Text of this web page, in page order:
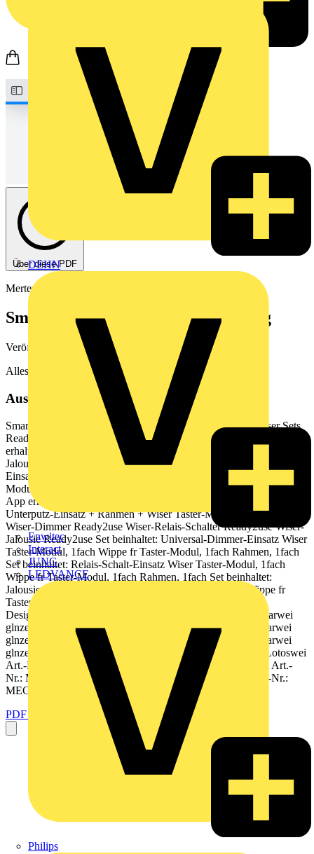
DEHN
Enwitec
Interact
JUNG
LEDVANCE
Philips
Über diese PDF
Merten
Smarte Licht- und Jalousiesteuerung
Veröffentlicht: 15. Juni 2017
· Kategorie: Flyer
Alles in einem Set: Wiser Sets Ready2use
Aus diesem Dokument
Smarte Licht- und Jalousiesteuerung Alles in einem Set: Wiser Sets
Ready2use Mit den Wiser Sets im System M und System Design
erhalten Sie alles, was Sie fr eine smarte Licht- und
Jalousiesteuerung bei Ihren Kunden bentigen: den Unterputz-
Einsatz, einen Rahmen in M-Smart oder D-Life, das Wiser-Taster
Modul und die passende Abdeckung. Die dazugehrige Wiser Room
App erhalten Sie kostenlos im App Store und bei Google Play!
Unterputz-Einsatz + Rahmen + Wiser Taster-Modul + Abdeckung
Wiser-Dimmer Ready2use Wiser-Relais-Schalter Ready2use Wiser-
Jalousie Ready2use Set beinhaltet: Universal-Dimmer-Einsatz Wiser
Taster-Modul, 1fach Wippe fr Taster-Modul, 1fach Rahmen, 1fach
Set beinhaltet: Relais-Schalt-Einsatz Wiser Taster-Modul, 1fach
Wippe fr Taster-Modul, 1fach Rahmen, 1fach Set beinhaltet:
Jalousiesteuerungs-Einsatz Wiser Taster-Modul, 1fach Wippe fr
Taster-Modul, 1fach Rahmen, 1fach Designvarianten:
Designvarianten: Designvarianten: System M, M-Smart Polarwei
glnzend Art.-Nr.: MEG1971-3004 System M, M-Smart Polarwei
glnzend Art.-Nr.: MEG1971-3005 System M, M-Smart Polarwei
glnzend Art.-Nr.: MEG1971-3006 System Design, D-Life Lotoswei
Art.-Nr.: MEG1971-3007 System Design, D-Life Lotoswei Art.-
Nr.: MEG1971-3008 System Design, D-Life Lotoswei Art.-Nr.:
MEG1971-3009 merten.de
PDF öffnen